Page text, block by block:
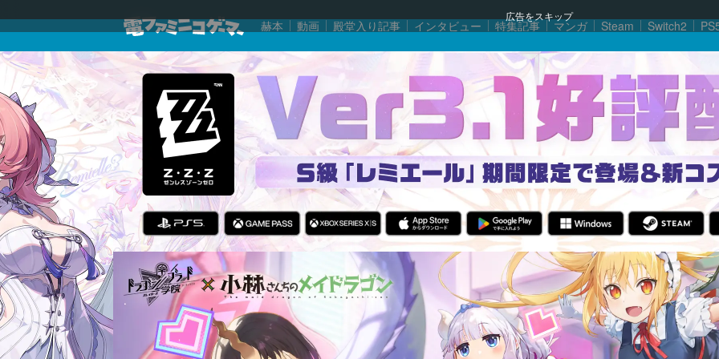
広告をスキップ
赫本 動画 殿堂入り記事 インタビュー 特集記事 マンガ Steam Switch2